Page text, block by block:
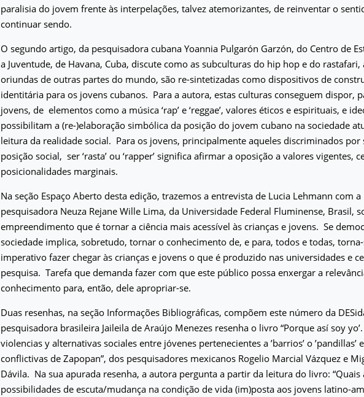
paralisia do jovem frente às interpelações, talvez atemorizantes, de reinventar o
continuar sendo.
O segundo artigo, da pesquisadora cubana Yoannia Pulgarón Garzón, do Centro de
a Juventude, de Havana, Cuba, discute como as subculturas do hip hop e do rastafari,
oriundas de outras partes do mundo, são re-sintetizadas como dispositivos de
identitária para os jovens cubanos. Para a autora, estas culturas conseguem dispor,
jovens, de elementos como a música ‘rap’ e ‘reggae’, valores éticos e espirituais, e
possibilitam a (re-)elaboração simbólica da posição do jovem cubano na sociedade
leitura da realidade social. Para os jovens, principalmente aqueles discriminados por
posição social, ser ‘rasta’ ou ‘rapper’ significa afirmar a oposição a valores vigentes,
posicionalidades marginais.
Na seção Espaço Aberto desta edição, trazemos a entrevista de Lucia Lehmann com a
pesquisadora Neuza Rejane Wille Lima, da Universidade Federal Fluminense, Brasil,
empreendimento que é tornar a ciência mais acessível às crianças e jovens. Se
sociedade implica, sobretudo, tornar o conhecimento de, e para, todos e todas,
imperativo fazer chegar às crianças e jovens o que é produzido nas universidades e
pesquisa. Tarefa que demanda fazer com que este público possa enxergar a
conhecimento para, então, dele apropriar-se.
Duas resenhas, na seção Informações Bibliográficas, compõem este número da
pesquisadora brasileira Jaileila de Araújo Menezes resenha o livro “Porque así soy
violencias y alternativas sociales entre jóvenes pertenecientes a ’barrios’ o ’pandillas’
conflictivas de Zapopan”, dos pesquisadores mexicanos Rogelio Marcial Vázquez e
Dávila. Na sua apurada resenha, a autora pergunta a partir da leitura do livro: “Quais
possibilidades de escuta/mudança na condição de vida (im)posta aos jovens latino-